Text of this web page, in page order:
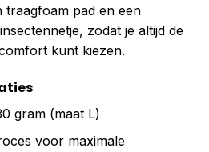
traagfoam pad en een
zodat je altijd de
kunt kiezen.
gram (maat L)
voor maximale